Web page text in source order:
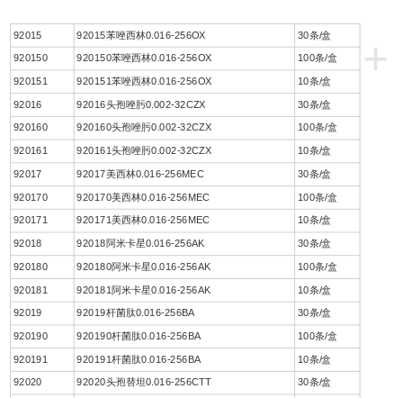
+
92015 92015苯唑西林0.016-256OX 30条/盒
920150 920150苯唑西林0.016-256OX 100条/盒
920151 920151苯唑西林0.016-256OX 10条/盒
92016 92016头孢唑肟0.002-32CZX 30条/盒
920160 920160头孢唑肟0.002-32CZX 100条/盒
920161 920161头孢唑肟0.002-32CZX 10条/盒
92017 92017美西林0.016-256MEC
30条/盒
920170
920170美西林0.016-256MEC 100条/盒
920171 920171美西林0.016-256MEC 10条/盒
92018 92018阿米卡星0.016-256AK 30条/盒
920180 920180阿米卡星0.016-256AK 100条/盒
920181 920181阿米卡星0.016-256AK
10条/盒
92019
92019杆菌肽0.016-256BA 30条/盒
920190 920190杆菌肽0.016-256BA 100条/盒
920191 920191杆菌肽0.016-256BA 10条/盒
92020 92020头孢替坦0.016-256CTT
30条/盒